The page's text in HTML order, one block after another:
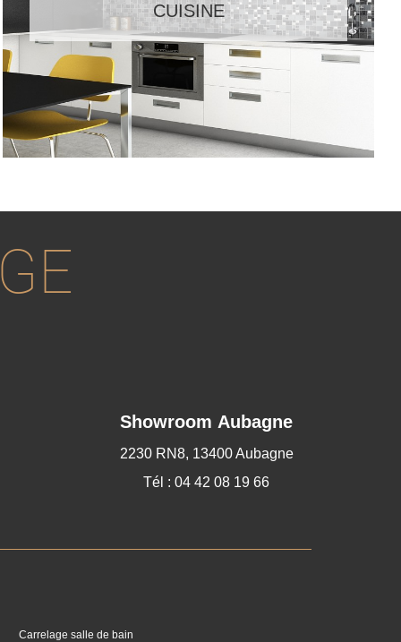
CUISINE
Showroom Aubagne
2230 RN8, 13400 Aubagne
Tél : 04 42 08 19 66
Carrelage salle de bain